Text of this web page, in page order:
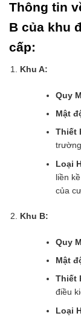
Thông tin
B của khu
cấp:
Khu A:
Quy
Mật
Thiết
Loại
liền
của
Khu B:
Quy
Mật
Thiết
điều
Loại